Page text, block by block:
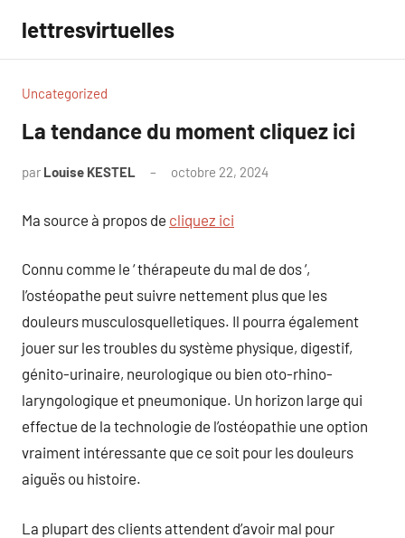
contenu
lettresvirtuelles
Uncategorized
La tendance du moment cliquez ici
par Louise KESTEL octobre 22, 2024
Ma source à propos de cliquez ici
Connu comme le ‘ thérapeute du mal de dos ‘,
l’ostéopathe peut suivre nettement plus que les
douleurs musculosquelletiques. Il pourra également
jouer sur les troubles du système physique, digestif,
génito-urinaire, neurologique ou bien oto-rhino-
laryngologique et pneumonique. Un horizon large qui
effectue de la technologie de l’ostéopathie une option
vraiment intéressante que ce soit pour les douleurs
aiguës ou histoire.
La plupart des clients attendent d’avoir mal pour